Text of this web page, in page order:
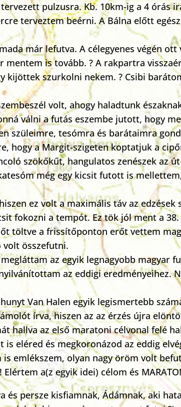
pulzusra. Kb. 10km-ig a 4 órás
terveztem beérni. A Bálna előtt
már lefutva. A célegyenes végén
is tovább. ? A rakpartra
kijöttek szurkolni nekem. ? Csibi
volt, ahogy haladtunk
válni a futás eszembe jutott, hogy
szüleimre, tesómra és barátaimra
hogy a Margit-szigeten koptatjuk a
szökőkűt, hangulatos zenészek az
még egy kicsit futott is
ez volt a maximális táv az edzések
fokozni a tempót. Ez tök jól ment a
töltve a frissítőponton erőt vettem
volt összefutni.
az egyik legnagyobb magyar
az eddigi eredményeihez.
Van Halen egyik legismertebb
írva, hiszen az az érzés újra
hallva az első maratoni célvonal felé
eléred és megkoronázod az eddig
emlékszem, olyan nagy öröm volt
a(z egyik idei) célom és
és persze kisfiamnak, Ádámnak, aki